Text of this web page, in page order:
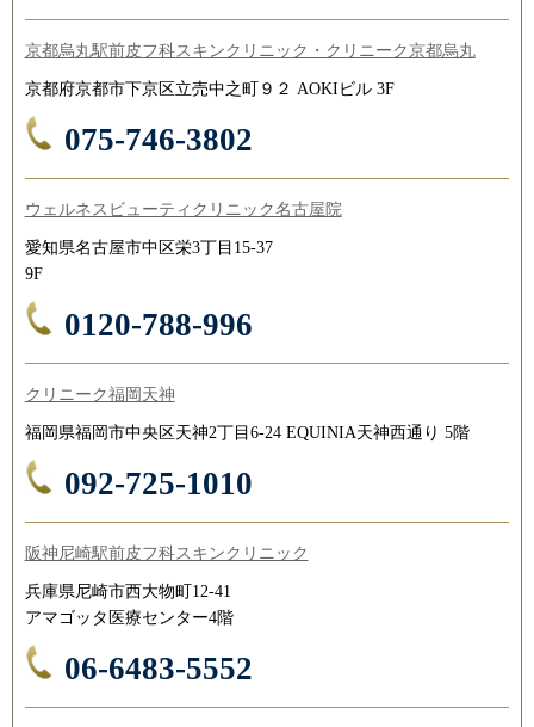
京都烏丸駅前皮フ科スキンクリニック・クリニーク京都烏丸
京都府京都市下京区立売中之町９２ AOKIビル 3F
075-746-3802
ウェルネスビューティクリニック名古屋院
愛知県名古屋市中区栄3丁目15-37
9F
0120-788-996
クリニーク福岡天神
福岡県福岡市中央区天神2丁目6-24 EQUINIA天神西通り 5階
092-725-1010
阪神尼崎駅前皮フ科スキンクリニック
兵庫県尼崎市西大物町12-41
アマゴッタ医療センター4階
06-6483-5552